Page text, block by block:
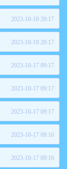
2023-10-18 20:17
2023-10-18 20:17
2023-10-17 09:17
2023-10-17 09:17
2023-10-17 09:17
2023-10-17 09:16
2023-10-17 09:16